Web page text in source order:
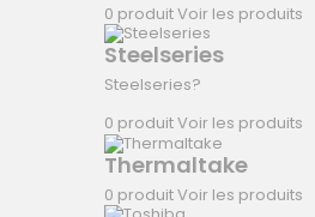
0 produitVoir les produits
Steelseries
Steelseries?
0 produitVoir les produits
Thermaltake
0 produitVoir les produits